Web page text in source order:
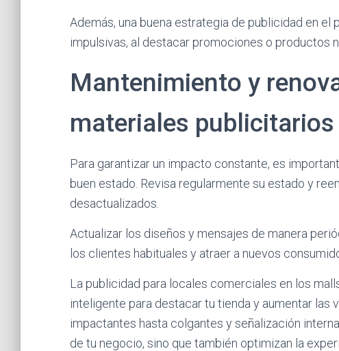
Además, una buena estrategia de publicidad en
impulsivas, al destacar promociones o productos
Mantenimiento y
materiales publicitarios
Para garantizar un impacto constante, es
buen estado. Revisa regularmente su estado y
desactualizados.
Actualizar los diseños y mensajes de manera
los clientes habituales y atraer a nuevos
La publicidad para locales comerciales en los
inteligente para destacar tu tienda y aumentar las
impactantes hasta colgantes y señalización
de tu negocio, sino que también optimizan la